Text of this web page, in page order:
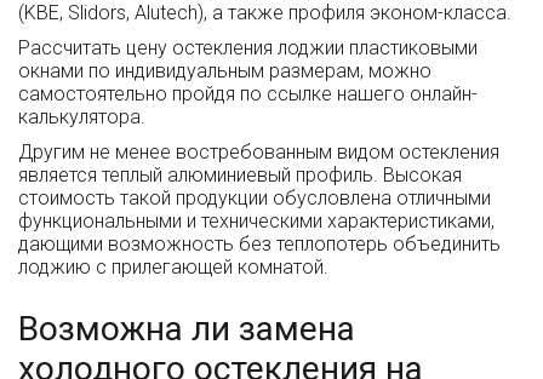
(KBE, Slidors, Alutech), а также профиля эконом-класса.
Рассчитать цену остекления лоджии пластиковыми
окнами по индивидуальным размерам, можно
самостоятельно пройдя по ссылке нашего онлайн-
калькулятора.
Другим не менее востребованным видом остекления
является теплый алюминиевый профиль. Высокая
стоимость такой продукции обусловлена отличными
функциональными и техническими характеристиками,
дающими возможность без теплопотерь объединить
лоджию с прилегающей комнатой.
Возможна ли замена
холодного остекления на